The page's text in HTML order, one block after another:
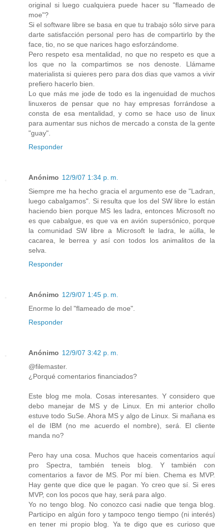
original si luego cualquiera puede hacer su "flameado de
moe"?
Si el software libre se basa en que tu trabajo sólo sirve para
darte satisfacción personal pero has de compartirlo by the
face, tio, no se que narices hago esforzándome.
Pero respeto esa mentalidad, no que no respeto es que a
los que no la compartimos se nos denoste. Llámame
materialista si quieres pero para dos dias que vamos a vivir
prefiero hacerlo bien.
Lo que más me jode de todo es la ingenuidad de muchos
linuxeros de pensar que no hay empresas forrándose a
consta de esa mentalidad, y como se hace uso de linux
para aumentar sus nichos de mercado a consta de la gente
"guay".
Responder
Anónimo 12/9/07 1:34 p. m.
Siempre me ha hecho gracia el argumento ese de "Ladran,
luego cabalgamos". Si resulta que los del SW libre lo están
haciendo bien porque MS les ladra, entonces Microsoft no
es que cabalgue, es que va en avión supersónico, porque
la comunidad SW libre a Microsoft le ladra, le aúlla, le
cacarea, le berrea y así con todos los animalitos de la
selva.
Responder
Anónimo 12/9/07 1:45 p. m.
Enorme lo del "flameado de moe".
Responder
Anónimo 12/9/07 3:42 p. m.
@filemaster.
¿Porqué comentarios financiados?
Este blog me mola. Cosas interesantes. Y considero que
debo manejar de MS y de Linux. En mi anterior chollo
estuve todo SuSe. Ahora MS y algo de Linux. Si mañana es
el de IBM (no me acuerdo el nombre), será. El cliente
manda no?
Pero hay una cosa. Muchos que haceis comentarios aquí
pro Spectra, también teneis blog. Y también con
comentarios a favor de MS. Por mí bien. Chema es MVP.
Hay gente que dice que le pagan. Yo creo que sí. Si eres
MVP, con los pocos que hay, será para algo.
Yo no tengo blog. No conozco casi nadie que tenga blog.
Participo en algún foro y tampoco tengo tiempo (ni interés)
en tener mi propio blog. Ya te digo que es curioso que